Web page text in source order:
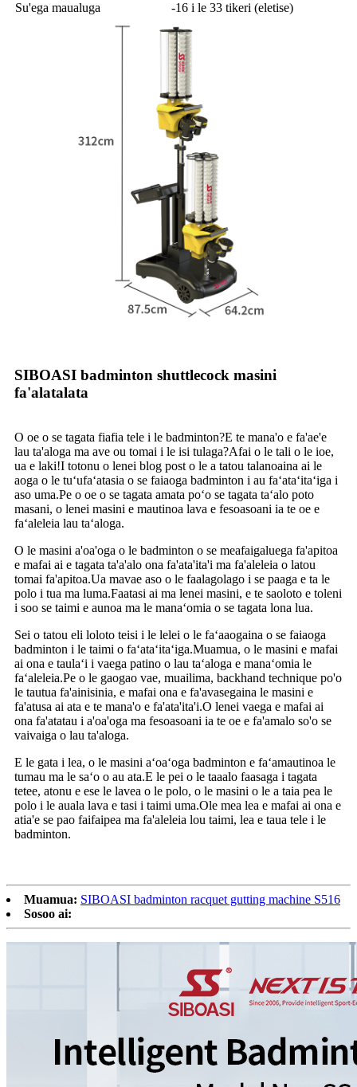
Su'ega maualuga
-16 i le 33 tikeri (eletise)
SIBOASI badminton shuttlecock masini
fa'alatalata
O oe o se tagata fiafia tele i le badminton?E te mana'o e fa'ae'e
lau ta'aloga ma ave ou tomai i le isi tulaga?Afai o le tali o le ioe,
ua e laki!I totonu o lenei blog post o le a tatou talanoaina ai le
aoga o le tuʻufaʻatasia o se faiaoga badminton i au faʻataʻitaʻiga i
aso uma.Pe o oe o se tagata amata poʻo se tagata taʻalo poto
masani, o lenei masini e mautinoa lava e fesoasoani ia te oe e
faʻaleleia lau taʻaloga.
O le masini a'oa'oga o le badminton o se meafaigaluega fa'apitoa
e mafai ai e tagata ta'a'alo ona fa'ata'ita'i ma fa'aleleia o latou
tomai fa'apitoa.Ua mavae aso o le faalagolago i se paaga e ta le
polo i tua ma luma.Faatasi ai ma lenei masini, e te saoloto e toleni
i soo se taimi e aunoa ma le manaʻomia o se tagata lona lua.
Sei o tatou eli loloto teisi i le lelei o le faʻaaogaina o se faiaoga
badminton i le taimi o faʻataʻitaʻiga.Muamua, o le masini e mafai
ai ona e taulaʻi i vaega patino o lau taʻaloga e manaʻomia le
faʻaleleia.Pe o le gaogao vae, muailima, backhand technique po'o
le tautua fa'ainisinia, e mafai ona e fa'avasegaina le masini e
fa'atusa ai ata e te mana'o e fa'ata'ita'i.O lenei vaega e mafai ai
ona fa'atatau i a'oa'oga ma fesoasoani ia te oe e fa'amalo so'o se
vaivaiga o lau ta'aloga.
E le gata i lea, o le masini aʻoaʻoga badminton e faʻamautinoa le
tumau ma le saʻo o au ata.E le pei o le taaalo faasaga i tagata
tetee, atonu e ese le lavea o le polo, o le masini o le a taia pea le
polo i le auala lava e tasi i taimi uma.Ole mea lea e mafai ai ona e
atia'e se pao faifaipea ma fa'aleleia lou taimi, lea e taua tele i le
badminton.
Muamua: SIBOASI badminton racquet gutting machine S516
Sosoo ai: